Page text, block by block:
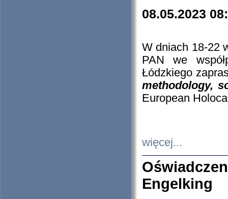
08.05.2023
W dniach 18-22
PAN we
Łódzkiego
methodology,
European
więcej...
Engelking